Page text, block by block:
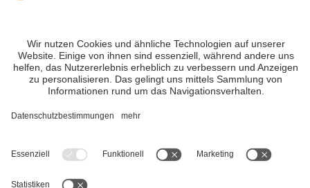
Trotz genauer Arbeit und ständigem Aktualisieren der Inhalte, können Fehler
auftreten. Wir übernehmen keine Gewähr für die Richtigkeit und Vollständigkeit
aller Informationen.